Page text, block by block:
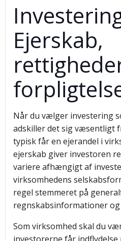
Ejerskab,
Når du vælger investering
adskiller det sig væsentligt
typisk får en ejerandel i
ejerskab giver investoren
variere afhængigt af
virksomhedens
regel stemmeret på
regnskabsinformationer
Som virksomhed skal du